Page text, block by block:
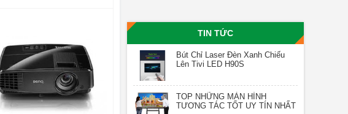
TIN TỨC
Bút Chỉ Laser Đèn Xanh Chiếu
Lên Tivi LED H90S
TOP NHỮNG MÀN HÌNH
TƯƠNG TÁC TỐT UY TÍN NHẤT